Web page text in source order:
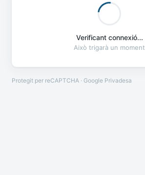
Verificant connexió...
Això trigarà un moment
Protegit per reCAPTCHA · Google Privadesa